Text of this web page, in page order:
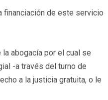
financiación de este servicio
abogacía por el cual se
-a través del turno de
a la justicia gratuita, o le